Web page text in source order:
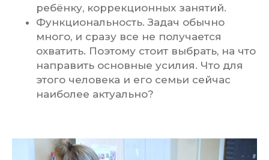
ребёнку, коррекционных занятий.
Функциональность. Задач обычно
много, и сразу все не получается
охватить. Поэтому стоит выбрать, на что
направить основные усилия. Что для
этого человека и его семьи сейчас
наиболее актуально?